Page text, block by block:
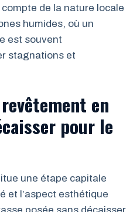
de la nature locale
humides, où un
est souvent
stagnations et
en
pour le
une étape capitale
et l’aspect esthétique